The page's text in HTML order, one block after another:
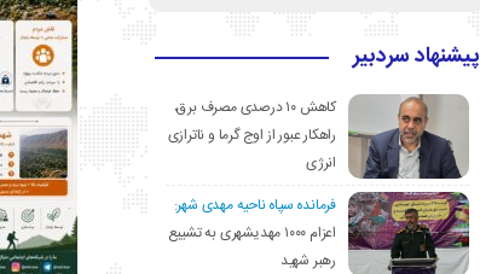
پیشنهاد سردبیر
کاهش ۱۰ درصدی مصرف برق،
راهکار عبور از اوج گرما و ناترازی
انرژی
فرمانده سپاه ناحیه مهدی شهر:
اعزام ۱۰۰۰ مهدیشهری به تشییع
رهبر شهید